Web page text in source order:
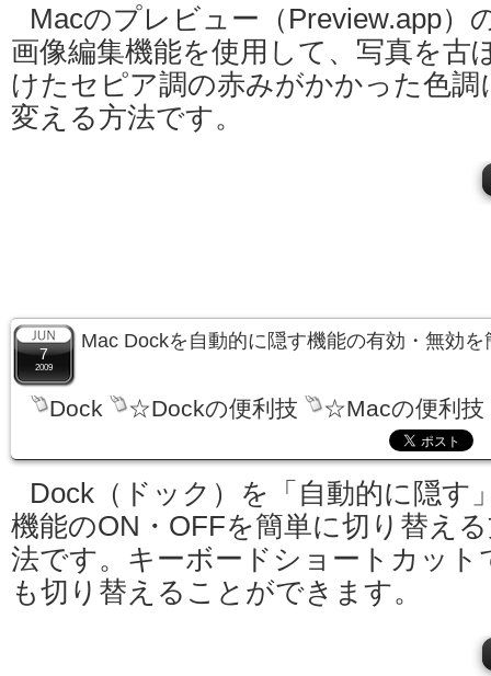
Macのプレビュー（Preview.app）
画像編集機能を使用して、写真を古
けたセピア調の赤みがかかった色調
変える方法です。
7
2009
Mac Dockを自動的に隠す機能の有効・無効
Dock ☆Dockの便利技 ☆Macの便利技
Dock（ドック）を「自動的に隠す
機能のON・OFFを簡単に切り替え
法です。キーボードショートカット
も切り替えることができます。